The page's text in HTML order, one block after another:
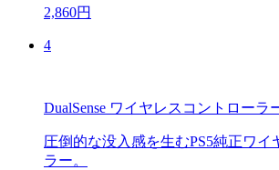
2,860円
4
DualSense ワイヤレスコントローラ
圧倒的な没入感を生むPS5純正ワイ
ラー。